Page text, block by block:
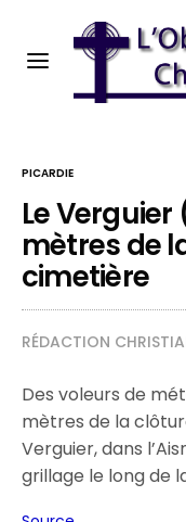
PICARDIE
Le Verguier
mètres de
cimetière
RÉDACTION
Des voleurs de
mètres de la
Verguier, dans
grillage le long de